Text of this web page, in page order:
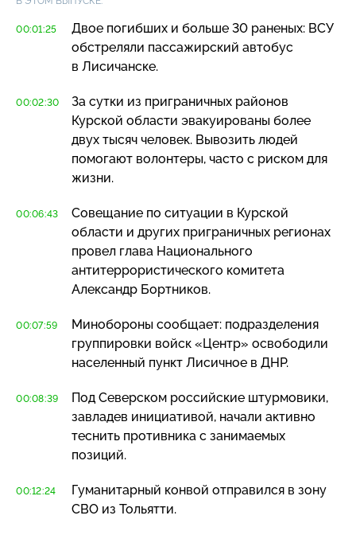
00:01:25
Двое погибших и больше 30 раненых: ВСУ
обстреляли пассажирский автобус
в Лисичанске.
00:02:30
За сутки из приграничных районов
Курской области эвакуированы более
двух тысяч человек. Вывозить людей
помогают волонтеры, часто с риском для
жизни.
00:06:43
Совещание по ситуации в Курской
области и других приграничных регионах
провел глава Национального
антитеррористического комитета
Александр Бортников.
00:07:59
Минобороны сообщает: подразделения
группировки войск «Центр» освободили
населенный пункт Лисичное в ДНР.
00:08:39
Под Северском российские штурмовики,
завладев инициативой, начали активно
теснить противника с занимаемых
позиций.
00:12:24
Гуманитарный конвой отправился в зону
СВО из Тольятти.